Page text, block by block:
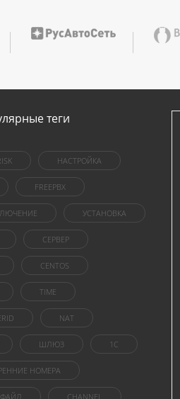
теги
НАСТРОЙКА
FREEPBX
УСТАНОВКА
СЕРВЕР
CENTOS
TIME
NAT
ШЛЮЗ 1C
НОМЕРА
ФАЙЛ CHANNEL